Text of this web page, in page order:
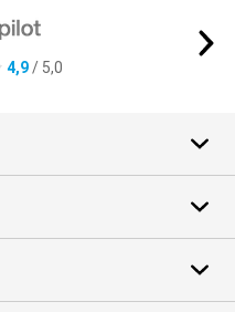
4,9/ 5,0